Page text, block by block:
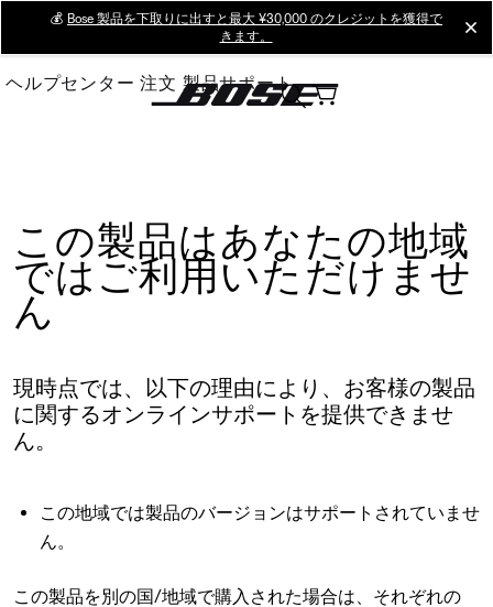
Main
💰 Bose 製品を下取りに出すと最大 ¥30,000 のクレジットを獲得で
きます。
ヘルプセンター 注文 製品サポート
この製品はあなたの地域
ではご利用いただけませ
ん
現時点では、以下の理由により、お客様の製品
に関するオンラインサポートを提供できませ
ん。
この地域では製品のバージョンはサポートされていませ
ん。
この製品を別の国/地域で購入された場合は、それぞれの